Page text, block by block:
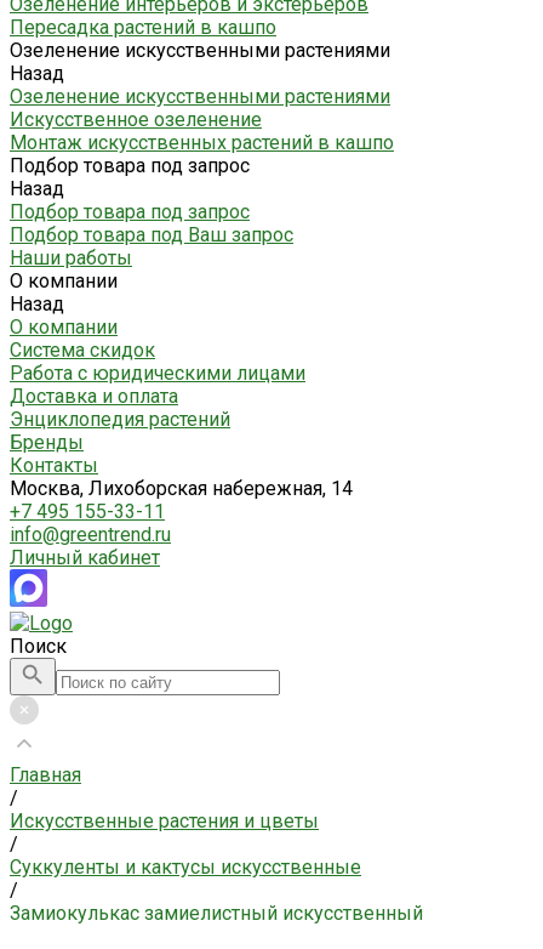
Пересадка растений в кашпо
Озеленение искусственными растениями
Назад
Озеленение искусственными растениями
Искусственное озеленение
Монтаж искусственных растений в кашпо
Подбор товара под запрос
Назад
Подбор товара под запрос
Подбор товара под Ваш запрос
Наши работы
О компании
Назад
О компании
Система скидок
Работа с юридическими лицами
Доставка и оплата
Энциклопедия растений
Бренды
Контакты
Москва, Лихоборская набережная, 14
+7 495 155-33-11
info@greentrend.ru
Личный кабинет
Поиск
Главная
/
Искусственные растения и цветы
/
Суккуленты и кактусы искусственные
/
Замиокулькас замиелистный искусственный